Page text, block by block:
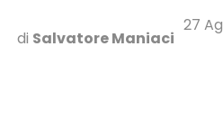
di Salvatore Maniaci
27